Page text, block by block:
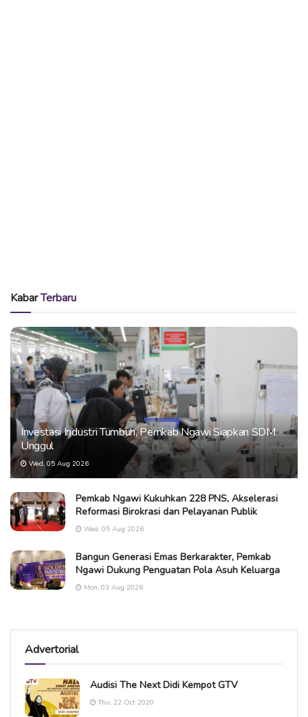
KabarTerbaru
Investasi Industri Tumbuh, Pemkab Ngawi Siapkan SDM
Unggul
Wed, 05 Aug 2026
Pemkab Ngawi Kukuhkan 228 PNS, Akselerasi
Reformasi Birokrasi dan Pelayanan Publik
Wed, 05 Aug 2026
Bangun Generasi Emas Berkarakter, Pemkab
Ngawi Dukung Penguatan Pola Asuh Keluarga
Mon, 03 Aug 2026
Advertorial
Audisi The Next Didi Kempot GTV
Thu, 22 Oct 2020